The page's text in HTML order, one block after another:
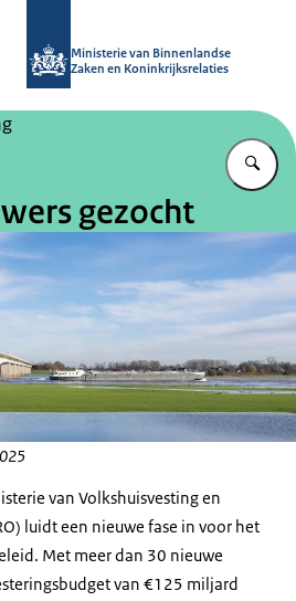
Ministerie van Binnenlandse
Zaken en Koninkrijksrelaties
gezocht
van Volkshuisvesting en
luidt een nieuwe fase in voor het
Met meer dan 30 nieuwe
van €125 miljard